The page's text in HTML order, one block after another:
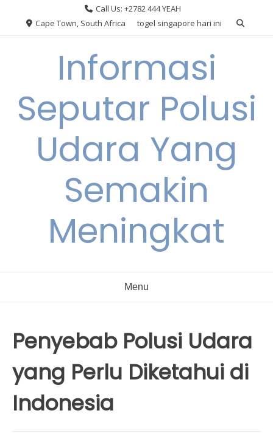
Call Us: +2782 444 YEAH
Cape Town, South Africa
togel singapore hari ini
Informasi
Seputar Polusi
Udara Yang
Semakin
Meningkat
Menu
Penyebab Polusi Udara
yang Perlu Diketahui di
Indonesia